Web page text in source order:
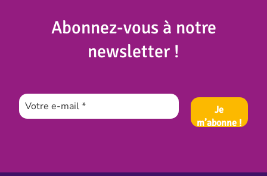
Abonnez-vous à notre
newsletter !